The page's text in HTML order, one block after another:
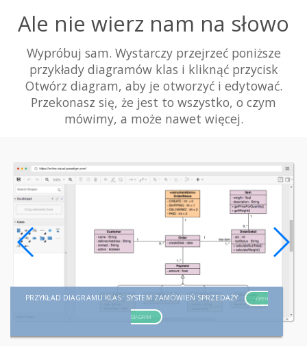
Ale nie wierz nam na słowo
Wypróbuj sam. Wystarczy przejrzeć poniższe
przykłady diagramów klas i kliknąć przycisk
Otwórz diagram, aby je otworzyć i edytować.
Przekonasz się, że jest to wszystko, o czym
mówimy, a może nawet więcej.
PRZYKŁAD DIAGRAMU KLAS: SYSTEM ZAMÓWIEŃ SPRZEDAŻY OPEN
DIAGRAM